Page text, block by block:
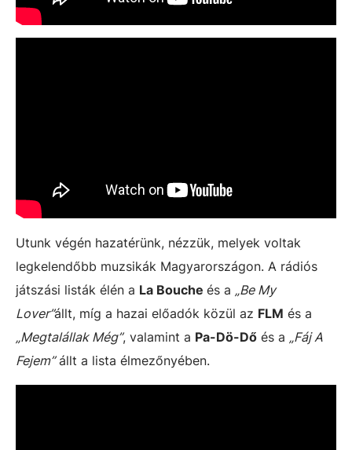
Utunk végén hazatérünk, nézzük, melyek voltak
legkelendőbb muzsikák Magyarországon. A rádiós
játszási listák élén a La Bouche és a „Be My
Lover”állt, míg a hazai előadók közül az FLM és a
„Megtalállak Még”, valamint a Pa-Dö-Dő és a „Fáj A
Fejem”állt a lista élmezőnyében.